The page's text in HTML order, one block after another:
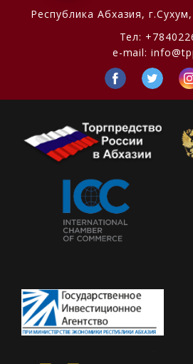
Республика Абхазия,
Тел:
e-mail: